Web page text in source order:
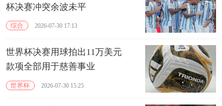
杯决赛冲突余波未平
综合 2026-07-30 17:13
世界杯决赛用球拍出11万美元
款项全部用于慈善事业
世界杯 2026-07-30 15:25